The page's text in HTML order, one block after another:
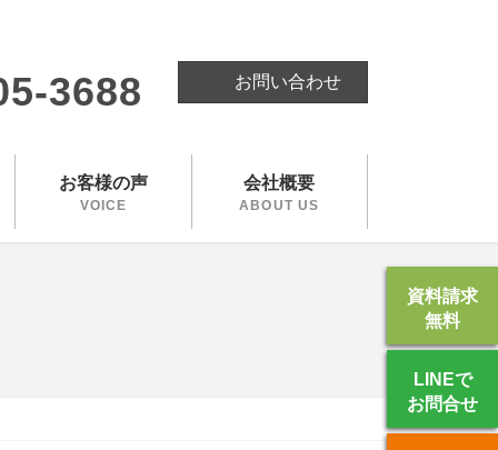
3688 お問い合わせ
お客様の声
VOICE
会社概要
ABOUT US
資料請求
無料
LINEで
お問合せ